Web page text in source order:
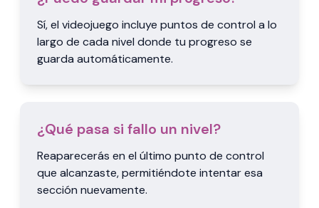
Sí, el videojuego incluye puntos de control a lo
largo de cada nivel donde tu progreso se
guarda automáticamente.
¿Qué pasa si fallo un nivel?
Reaparecerás en el último punto de control
que alcanzaste, permitiéndote intentar esa
sección nuevamente.